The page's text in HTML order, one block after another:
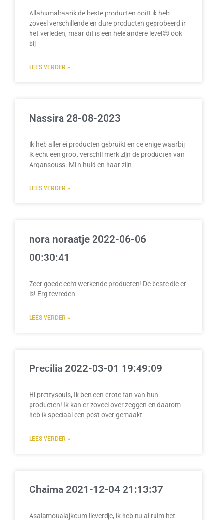
Allahumabaarik de beste producten ooit! ik heb
zoveel verschillende en dure producten geprobeerd in
het verleden, maar dit is een hele andere level😍 ook
bij
LEES VERDER »
Nassira 28-08-2023
Ik heb allerlei producten gebruikt en de enige waarbij
ik echt een groot verschil merk zijn de producten van
Argansouss. Mijn huid en haar zijn
LEES VERDER »
nora noraatje 2022-06-06
00:30:41
Zeer goede echt werkende producten! De beste die er
is! Erg tevreden
LEES VERDER »
Precilia 2022-03-01 19:49:09
Hi prettysouls, Ik ben een grote fan van hun
producten! Ik kan er zoveel over zeggen en daarom
heb ik speciaal een post over gemaakt
LEES VERDER »
Chaima 2021-12-04 21:13:37
Asalamoualajkoum lieverdje, ik heb nu al ruim het